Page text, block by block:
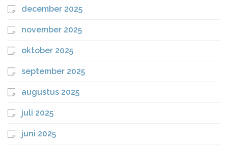
december 2025
november 2025
oktober 2025
september 2025
augustus 2025
juli 2025
juni 2025